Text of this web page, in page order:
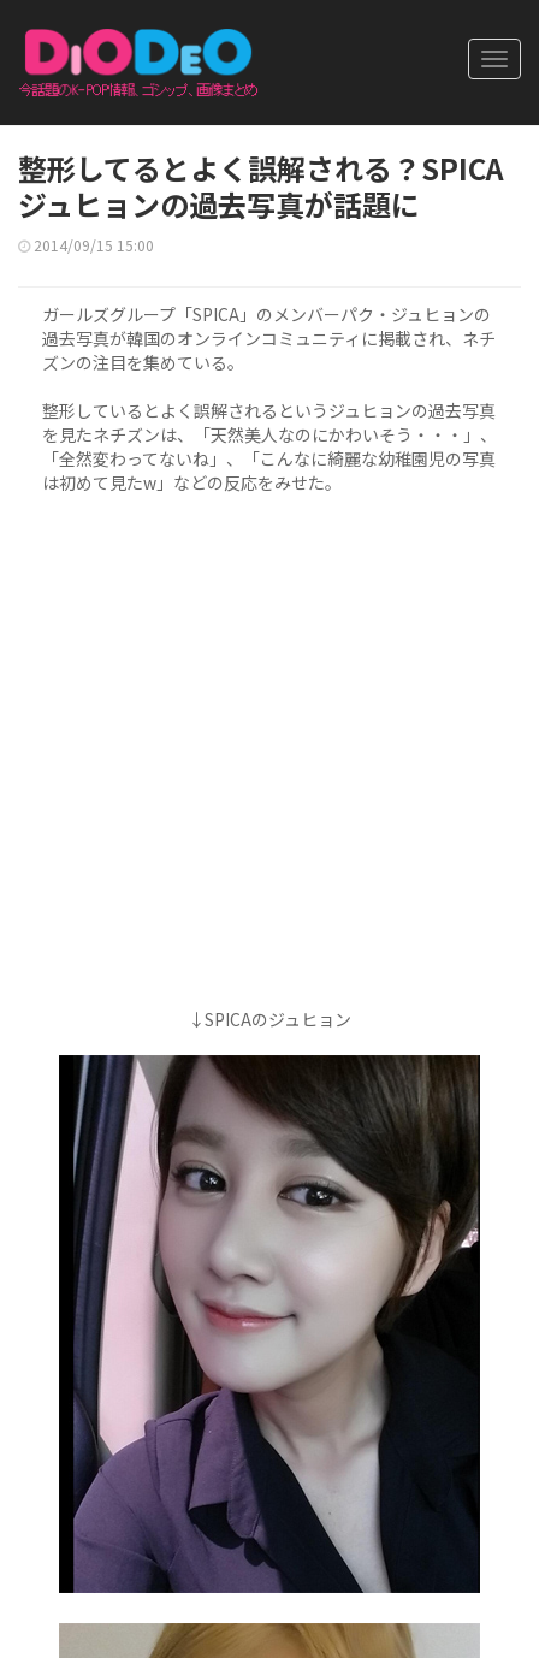
整形してるとよく誤解される？SPICA
ジュヒョンの過去写真が話題に
2014/09/15 15:00
ガールズグループ「SPICA」のメンバーパク・ジュヒョンの
過去写真が韓国のオンラインコミュニティに掲載され、ネチ
ズンの注目を集めている。
整形しているとよく誤解されるというジュヒョンの過去写真
を見たネチズンは、「天然美人なのにかわいそう・・・」、
「全然変わってないね」、「こんなに綺麗な幼稚園児の写真
は初めて見たw」などの反応をみせた。
↓SPICAのジュヒョン